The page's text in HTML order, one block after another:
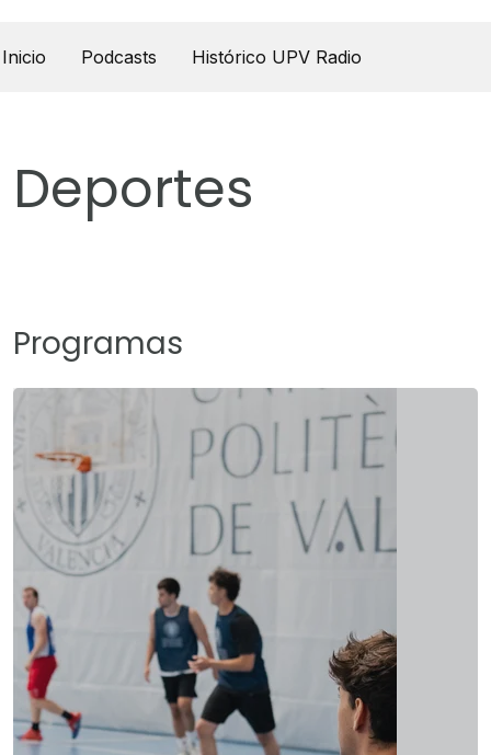
Inicio Podcasts Histórico UPV Radio
Deportes
Programas